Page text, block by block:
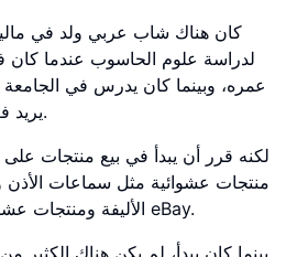
كان هناك شاب عربي ولد في
لدراسة علوم الحاسوب عندما
عمره، وبينما كان يدرس في الجامعة
يريد فعله حقًا في المستقبل.
لكنه قرر أن يبدأ في بيع منتجات على
منتجات عشوائية مثل سماعات الأذن
الأليفة ومنتجات عشوائية أخرى على موقع eBay.
بينما كان يبدأ، لم يكن هناك الكثير